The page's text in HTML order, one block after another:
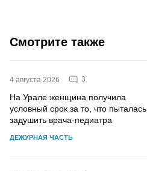
Смотрите также
4 августа 2026 3
На Урале женщина получила
условный срок за то, что пыталась
задушить врача-педиатра
ДЕЖУРНАЯ ЧАСТЬ